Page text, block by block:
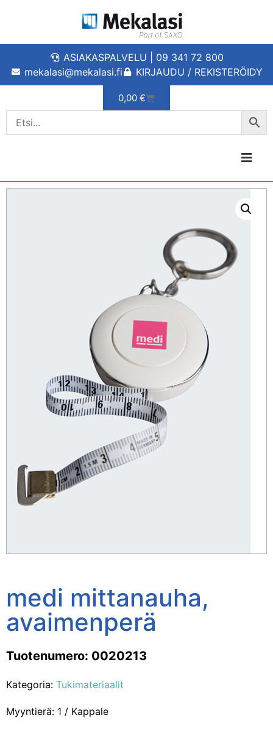
ASIAKASPALVELU | 09 341 72 800
mekalasi@mekalasi.fi
KIRJAUDU / REKISTERÖIDY
0,00 €
medi mittanauha,
avaimenperä
Tuotenumero: 0020213
Kategoria: Tukimateriaalit
Myyntierä: 1 / Kappale